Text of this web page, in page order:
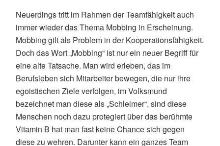
Neuerdings tritt im Rahmen der Teamfähigkeit auch
immer wieder das Thema Mobbing in Erscheinung.
Mobbing gilt als Problem in der Kooperationsfähigkeit.
Doch das Wort „Mobbing“ ist nur ein neuer Begriff für
eine alte Tatsache. Man wird erleben, das im
Berufsleben sich Mitarbeiter bewegen, die nur ihre
egoistischen Ziele verfolgen, im Volksmund
bezeichnet man diese als „Schleimer“, sind diese
Menschen noch dazu protegiert über das berühmte
Vitamin B hat man fast keine Chance sich gegen
diese zu wehren. Darunter kann ein ganzes Team